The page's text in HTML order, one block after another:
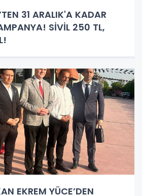
31 ARALIK'A KADAR
SİVİL 250 TL,
EKREM YÜCE’DEN